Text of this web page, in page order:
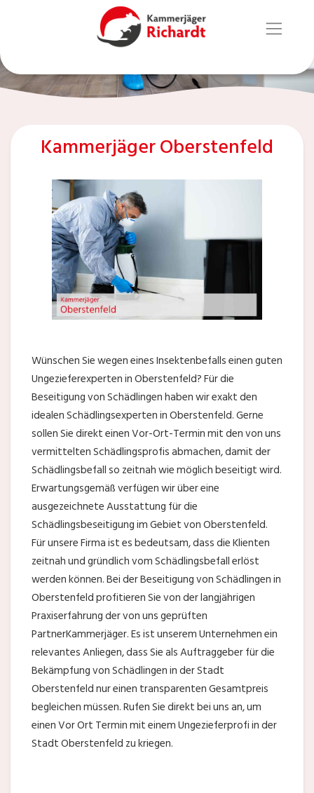
Kammerjäger Oberstenfeld
Wünschen Sie wegen eines Insektenbefalls einen guten
Ungezieferexperten in Oberstenfeld? Für die
Beseitigung von Schädlingen haben wir exakt den
idealen Schädlingsexperten in Oberstenfeld. Gerne
sollen Sie direkt einen Vor-Ort-Termin mit den von uns
vermittelten Schädlingsprofis abmachen, damit der
Schädlingsbefall so zeitnah wie möglich beseitigt wird.
Erwartungsgemäß verfügen wir über eine
ausgezeichnete Ausstattung für die
Schädlingsbeseitigung im Gebiet von Oberstenfeld.
Für unsere Firma ist es bedeutsam, dass die Klienten
zeitnah und gründlich vom Schädlingsbefall erlöst
werden können. Bei der Beseitigung von Schädlingen in
Oberstenfeld profitieren Sie von der langjährigen
Praxiserfahrung der von uns geprüften
PartnerKammerjäger. Es ist unserem Unternehmen ein
relevantes Anliegen, dass Sie als Auftraggeber für die
Bekämpfung von Schädlingen in der Stadt
Oberstenfeld nur einen transparenten Gesamtpreis
begleichen müssen. Rufen Sie direkt bei uns an, um
einen Vor Ort Termin mit einem Ungezieferprofi in der
Stadt Oberstenfeld zu kriegen.